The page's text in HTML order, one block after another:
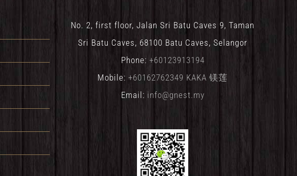
No. 2, first floor, Jalan Sri Batu Caves 9, Taman
Sri Batu Caves, 68100 Batu Caves, Selangor
Phone: +60123913194
Mobile: +60162762349 KAKA 镁莲
Email: info@gnest.my